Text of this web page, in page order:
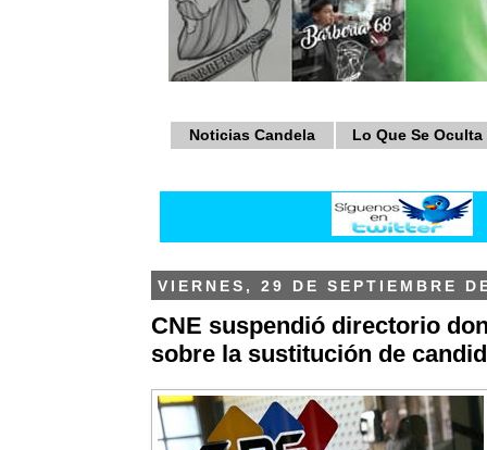
Noticias Candela Lo Que Se Oculta
VIERNES, 29 DE SEPTIEMBRE
CNE suspendió directorio
sobre la sustitución de